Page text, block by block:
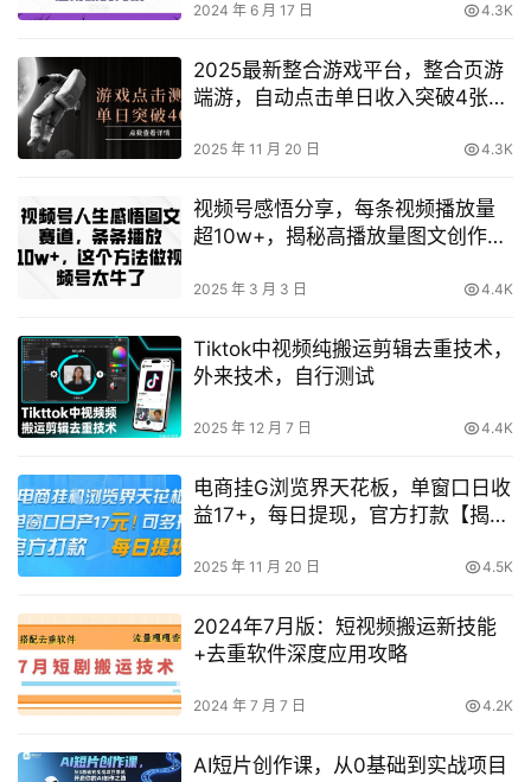
2024 年 6 月 17 日 4.3K
2025最新整合游戏平台，整合页游
端游，自动点击单日收入突破4张+
2025 年 11 月 20 日 4.3K
视频号感悟分享，每条视频播放量
超10w+，揭秘高播放量图文创作秘
2025 年 3 月 3 日 4.4K
Tiktok中视频纯搬运剪辑去重技术，
外来技术，自行测试
2025 年 12 月 7 日 4.4K
电商挂G浏览界天花板，单窗口日收
益17+，每日提现，官方打款【揭
2025 年 11 月 20 日 4.5K
2024年7月版：短视频搬运新技能
+去重软件深度应用攻略
2024 年 7 月 7 日 4.2K
AI短片创作课，从0基础到实战项目